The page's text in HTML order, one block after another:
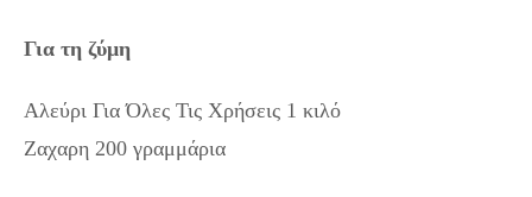
Για τη ζύμη
Αλεύρι Για Όλες Τις Χρήσεις 1 κιλό
Ζαχαρη 200 γραμμάρια